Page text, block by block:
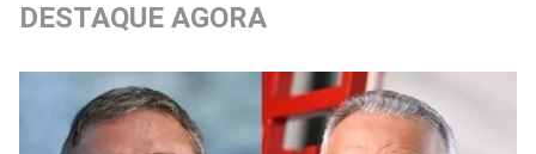
DESTAQUE AGORA